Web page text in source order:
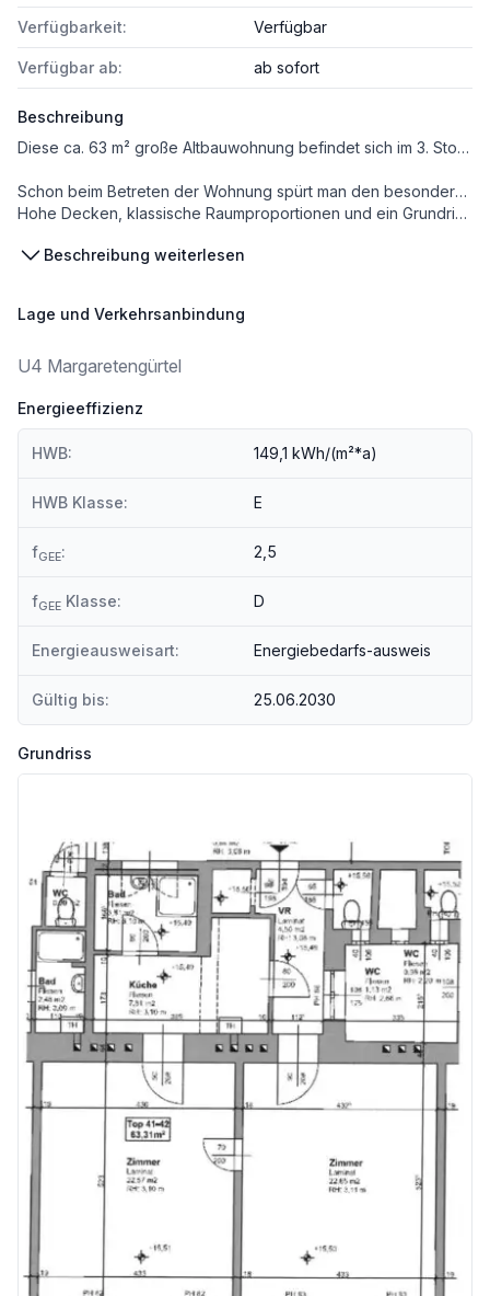
Verfügbarkeit: Verfügbar
Verfügbar ab: ab sofort
Beschreibung
Diese ca. 63 m² große Altbauwohnung befindet sich im 3. Stock eines klassischen Wiener Zinshauses (ohne Lift) und vereint die zeitlose Eleganz des Altbaus mit einer optimalen Raumaufteilung und absoluter Ruhe mitten in der Stadt Wien
Schon beim Betreten der Wohnung spürt man den besonderen Charakter:
Hohe Decken, klassische Raumproportionen und ein Grundriss, der sowohl funktional als auch wohnlich ist. Besonders hervorzuheben ist das großzügige Schlafzimmer, das durch seine Größe und Helligkeit beeindruckt und vielfältige Gestaltungsmöglichkeiten bietet.
Die Wohnung ist aktuell bewohnbar und bietet bereits jetzt eine angenehme Wohnatmosphäre. Mit ein paar kosmetischen Eingriffen lässt sich hier jedoch eine echte Wohlfühloase gestalten – ideal für Eigennutzer mit Sinn für Stil oder als charmante Stadtwohnung mit Aufwertungspotenzial.
ca. 63 m² Wohnfläche
Kunststofffenster aus dem Jahr 2011/2012 mit Oberlichte
sep. WC
*
bewohnbar, jedoch mit Potenzial zur stilvollen Modernisierung
hervorragende Lage mit bester Anbindung und Infrastruktur
Diese Wohnung ist ein echtes Juwel für Liebhaber des Wiener Altbaus, die ihre persönliche Note einbringen möchten.
Vereinbaren Sie gerne einen Besichtigungstermin unter 0676 - 342 77 18 oder md@mast-immo.at
Ihr Immobilienberater
Herr Manuel Daniloglu
MAST Immo GmbH
_- Grunderwerbssteuer: 3,5%
- Eintragungsgebühr: 1,1%
- Maklerhonorar: 3% zzgl. MwSt.
- KV & Notar: ca. 1,5% zzgl. MwSt._
Beschreibung weiterlesen
Lage und Verkehrsanbindung
U4 Margaretengürtel
Energieeffizienz
HWB: 149,1 kWh/(m²*a)
HWB Klasse: E
fGEE: 2,5
fGEE Klasse: D
Energieausweisart: Energiebedarfs-ausweis
Gültig bis: 25.06.2030
Grundriss